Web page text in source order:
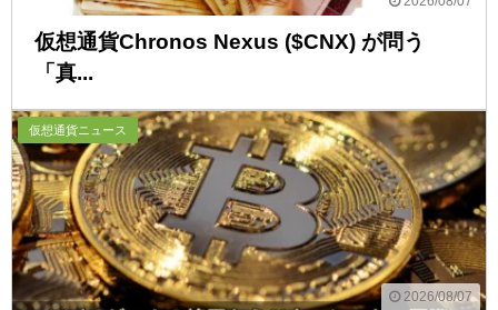
仮想通貨Chronos Nexus ($CNX) が問う
「真...
2026/08/07
仮想通貨ニュース